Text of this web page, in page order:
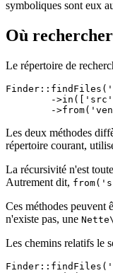
symboliques sont eux
Où
Le répertoire de
Les deux méthodes
répertoire courant,
La récursivité n'est
Autrement dit,
Ces méthodes peuvent
n'existe pas, une
Les chemins relatifs le